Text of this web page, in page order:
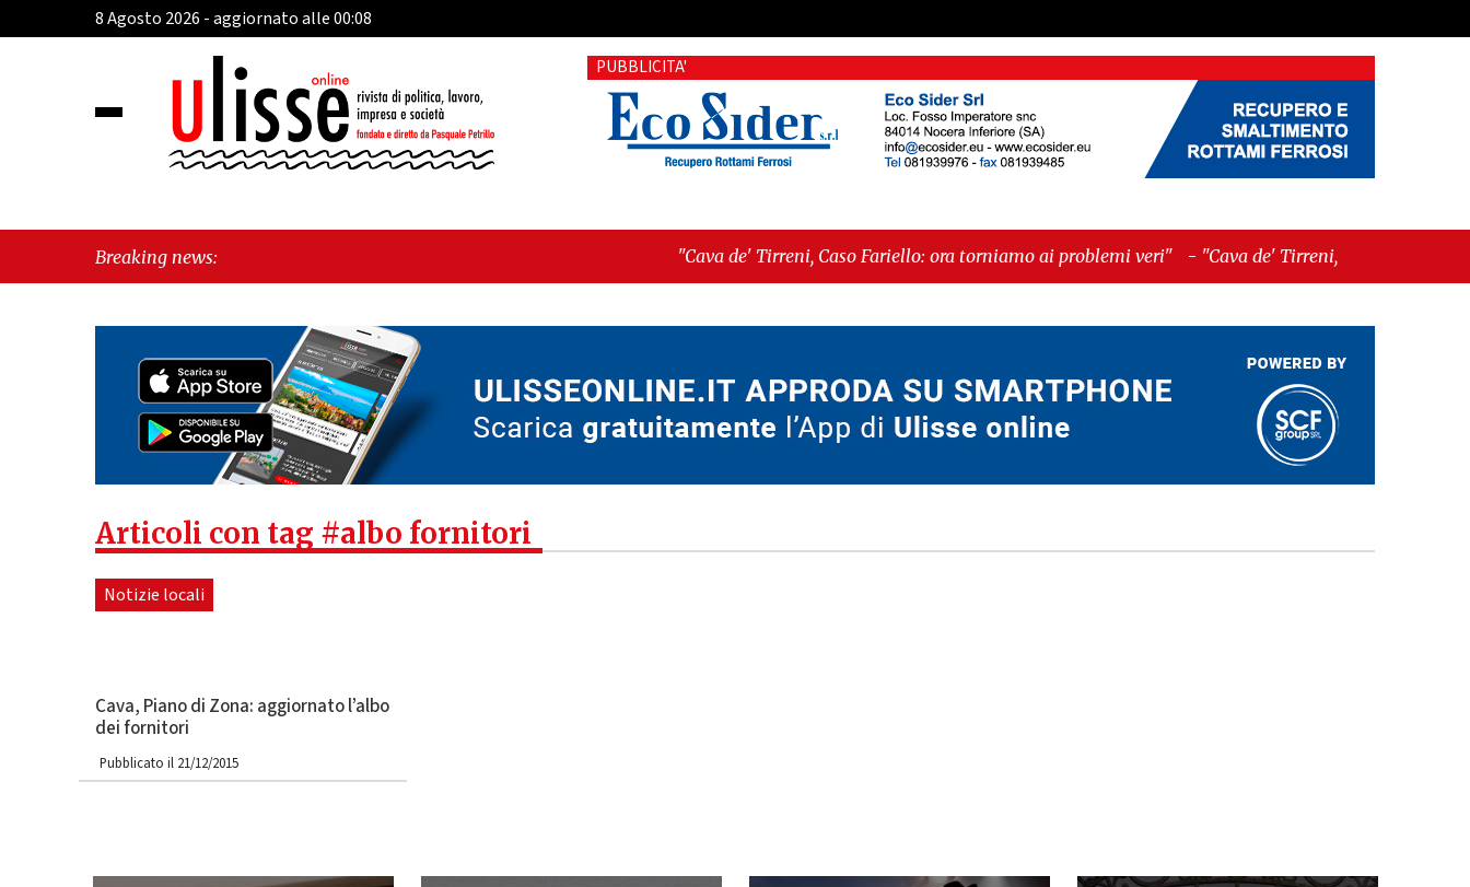
8 Agosto 2026 - aggiornato alle 00:08
PUBBLICITA'
Breaking news: "Cava de' Tirreni, Caso Fariello: ora torniamo ai problemi veri" -"Cava de' Tirreni, quando la burocrazia
dimentica perché esiste"
Articoli con tag #albo fornitori
Notizie locali
Cava, Piano di Zona: aggiornato l’albo
dei fornitori
Pubblicato il 21/12/2015